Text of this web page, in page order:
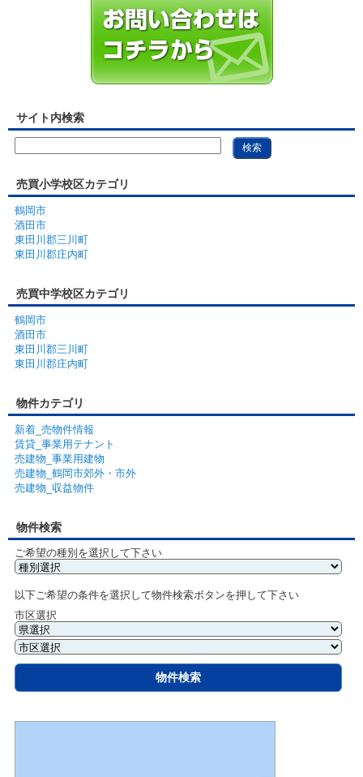
サイト内検索
売買小学校区カテゴリ
鶴岡市
酒田市
東田川郡三川町
東田川郡庄内町
売買中学校区カテゴリ
鶴岡市
酒田市
東田川郡三川町
東田川郡庄内町
物件カテゴリ
新着_売物件情報
賃貸_事業用テナント
売建物_事業用建物
売建物_鶴岡市郊外・市外
売建物_収益物件
物件検索
ご希望の種別を選択して下さい
以下ご希望の条件を選択して物件検索ボタンを押して下さい
市区選択